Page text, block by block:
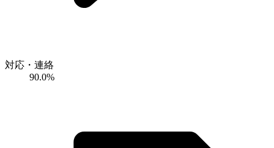
対応・連絡
90.0%